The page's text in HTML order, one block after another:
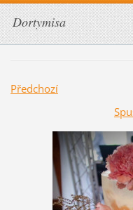
Dortymisa
Předchozí